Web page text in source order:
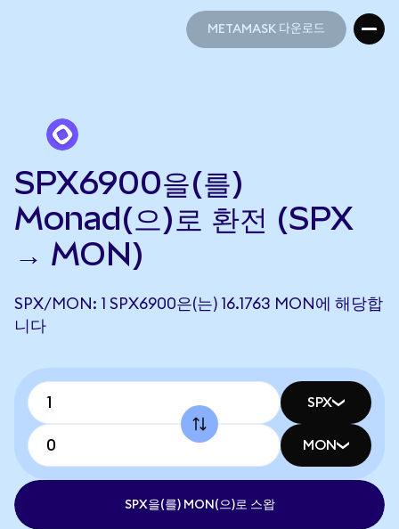
METAMASK 다운로드
SPX6900을(를)
Monad(으)로 환전 (SPX
→ MON)
SPX/MON: 1 SPX6900은(는) 16.1763 MON에 해당합
니다
SPX
MON
SPX을(를) MON(으)로 스왑